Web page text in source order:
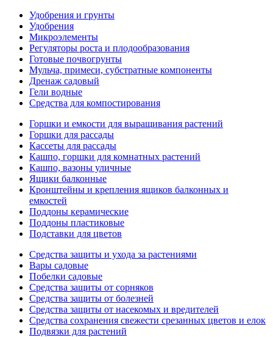
Удобрения и грунты
Удобрения
Микроэлементы
Регуляторы роста и плодообразования
Готовые почвогрунты
Мульча, примеси, субстратные компоненты
Дренаж садовый
Гели водные
Средства для компостирования
Горшки и емкости для выращивания растений
Горшки для рассады
Кассеты для рассады
Кашпо, горшки для комнатных растений
Кашпо, вазоны уличные
Ящики балконные
Кронштейны и крепления ящиков балконных и
емкостей
Поддоны керамические
Поддоны пластиковые
Подставки для цветов
Средства защиты и ухода за растениями
Вары садовые
Побелки садовые
Средства защиты от сорняков
Средства защиты от болезней
Средства защиты от насекомых и вредителей
Средства сохранения свежести срезанных цветов и елок
Подвязки для растений